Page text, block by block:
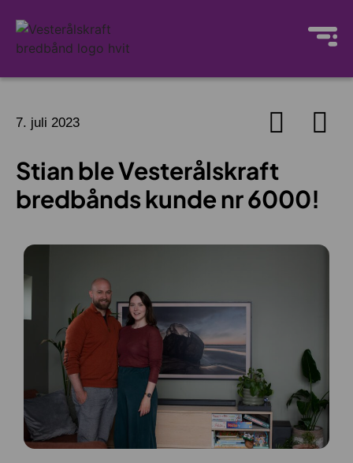
7. juli 2023
Stian ble Vesterålskraft
bredbånds kunde nr 6000!